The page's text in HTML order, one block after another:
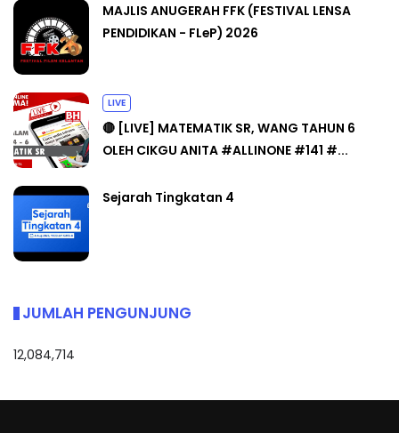
MAJLIS ANUGERAH FFK (FESTIVAL LENSA
PENDIDIKAN - FLeP) 2026
LIVE
🔴 [LIVE] MATEMATIK SR, WANG TAHUN 6
OLEH CIKGU ANITA #ALLINONE #141 #...
Sejarah Tingkatan 4
JUMLAH PENGUNJUNG
12,084,714